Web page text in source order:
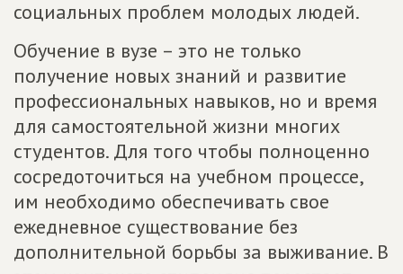
социальных проблем молодых людей.
Обучение в вузе – это не только
получение новых знаний и развитие
профессиональных навыков, но и время
для самостоятельной жизни многих
студентов. Для того чтобы полноценно
сосредоточиться на учебном процессе,
им необходимо обеспечивать свое
ежедневное существование без
дополнительной борьбы за выживание. В